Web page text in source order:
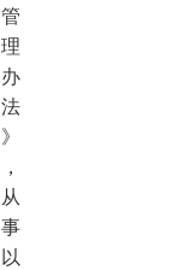
管
理
办
法
》
，
从
事
以